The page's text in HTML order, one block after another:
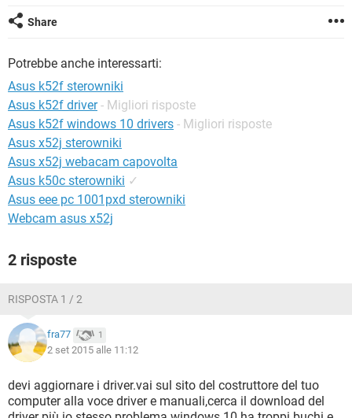
volume..... sapete aiutarmi?
grazie in anticipo a chi vorrà darmi una mano
Dimenticavo: Asus K52F
Share
Potrebbe anche interessarti:
Asus k52f sterowniki
Asus k52f driver - Migliori risposte
Asus k52f windows 10 drivers - Migliori risposte
Asus x52j sterowniki
Asus x52j webacam capovolta
Asus k50c sterowniki ✓
Asus eee pc 1001pxd sterowniki
Webcam asus x52j
2 risposte
RISPOSTA 1 / 2
fra77 1
2 set 2015 alle 11:12
devi aggiornare i driver.vai sul sito del costruttore del tuo
computer alla voce driver e manuali,cerca il download del